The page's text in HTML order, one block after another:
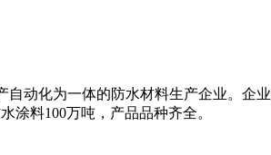
动化为一体的防水材料生产企业。企
涂料100万吨，产品品种齐全。